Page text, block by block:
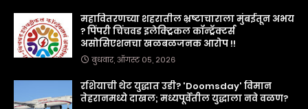
महावितरणच्या शहरातील भ्रष्टाचाराला मुंबईतून अभय
? पिंपरी चिंचवड इलेक्ट्रिकल कॉन्ट्रॅक्टर्स
असोसिएशनचा खळबळजनक आरोप !!
बुधवार, ऑगस्ट ०५, २०२६
रशियाची थेट युद्धात उडी? 'Doomsday' विमान
तेहरानमध्ये दाखल; मध्यपूर्वेतील युद्धाला नवे वळण?